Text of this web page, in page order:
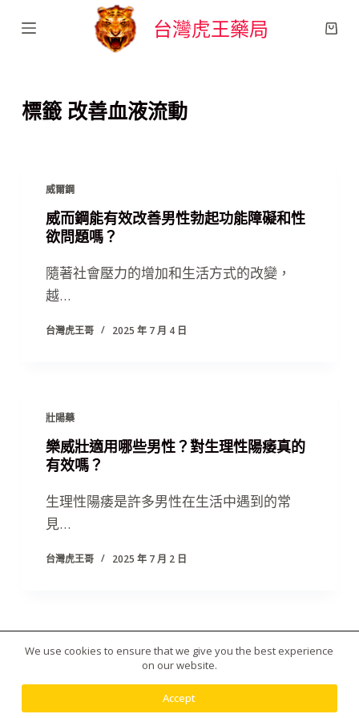
跳
內
台灣虎王藥局
標籤改善血液流動
威爾鋼
威而鋼能有效改善男性勃起功能障礙和性
欲問題嗎？
隨著社會壓力的增加和生活方式的改變，
越…
台灣虎王哥 2025 年 7 月 4 日
壯陽藥
樂威壯適用哪些男性？對生理性陽痿真的
有效嗎？
生理性陽痿是許多男性在生活中遇到的常
見…
台灣虎王哥 2025 年 7 月 2 日
版權所有 © 2026 台灣虎王藥局|犀利士|威而鋼|日本藤
We use cookies to ensure that we give you the best experience
on our website.
Accept